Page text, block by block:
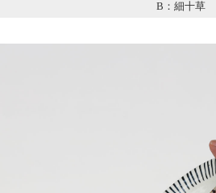
B：細十草